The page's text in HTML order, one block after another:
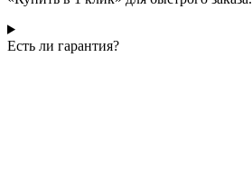
Есть ли гарантия?